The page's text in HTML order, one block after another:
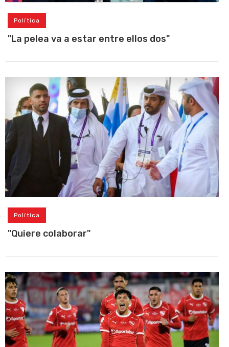
Política
"La pelea va a estar entre ellos dos"
Política
"Quiere colaborar"